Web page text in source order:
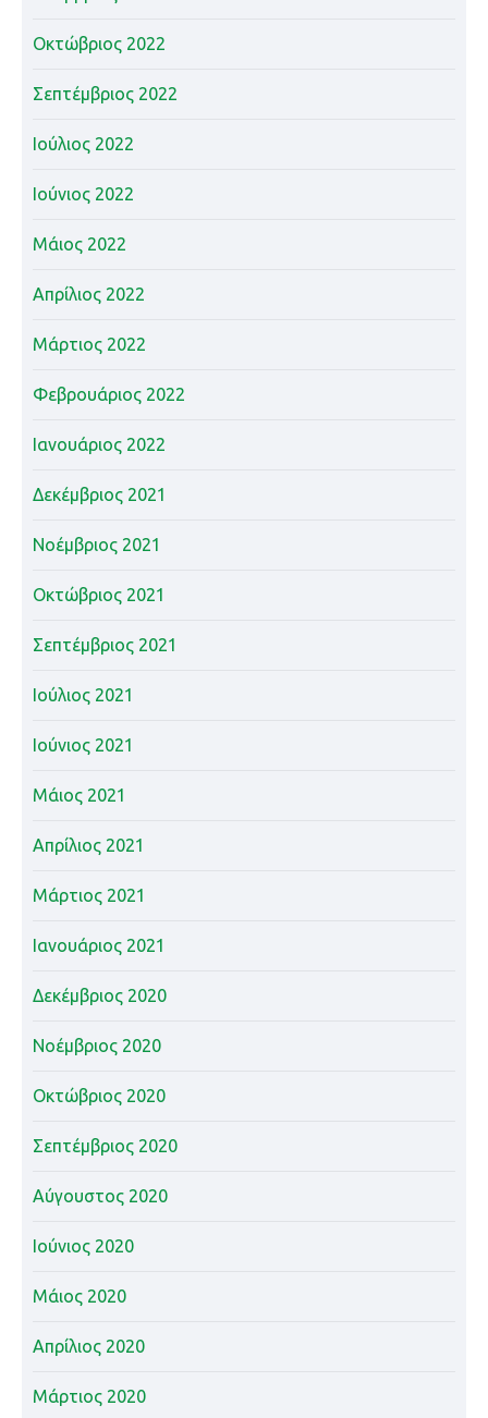
Οκτώβριος 2022
Σεπτέμβριος 2022
Ιούλιος 2022
Ιούνιος 2022
Μάιος 2022
Απρίλιος 2022
Μάρτιος 2022
Φεβρουάριος 2022
Ιανουάριος 2022
Δεκέμβριος 2021
Νοέμβριος 2021
Οκτώβριος 2021
Σεπτέμβριος 2021
Ιούλιος 2021
Ιούνιος 2021
Μάιος 2021
Απρίλιος 2021
Μάρτιος 2021
Ιανουάριος 2021
Δεκέμβριος 2020
Νοέμβριος 2020
Οκτώβριος 2020
Σεπτέμβριος 2020
Αύγουστος 2020
Ιούνιος 2020
Μάιος 2020
Απρίλιος 2020
Μάρτιος 2020